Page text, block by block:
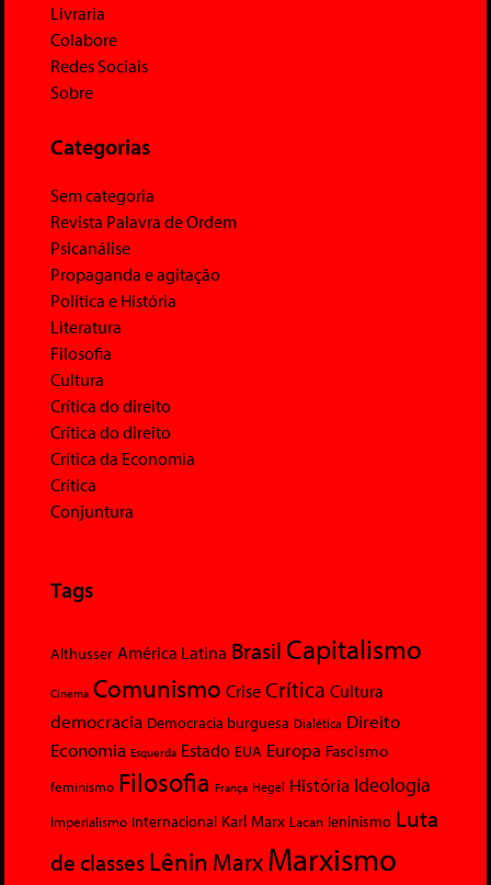
Livraria
Colabore
Redes Sociais
Sobre
Categorias
Sem categoria
Revista Palavra de Ordem
Psicanálise
Propaganda e agitação
Política e História
Literatura
Filosofia
Cultura
Crítica do direito
Crítica do direito
Crítica da Economia
Crítica
Conjuntura
Tags
Althusser América Latina Brasil Capitalismo
Cinema Comunismo Crise Crítica Cultura
democracia Democracia burguesa Dialética Direito
Economia Esquerda Estado EUA Europa Fascismo
feminismo Filosofia França Hegel História Ideologia
Imperialismo Internacional Karl Marx Lacan leninismo Luta
de classesLênin MarxMarxismo